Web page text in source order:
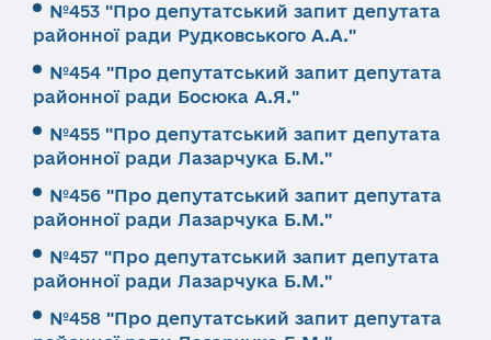
№453 "Про депутатський запит депутата
районної ради Рудковського А.А."
№454 "Про депутатський запит депутата
районної ради Босюка А.Я."
№455 "Про депутатський запит депутата
районної ради Лазарчука Б.М."
№456 "Про депутатський запит депутата
районної ради Лазарчука Б.М."
№457 "Про депутатський запит депутата
районної ради Лазарчука Б.М."
№458 "Про депутатський запит депутата